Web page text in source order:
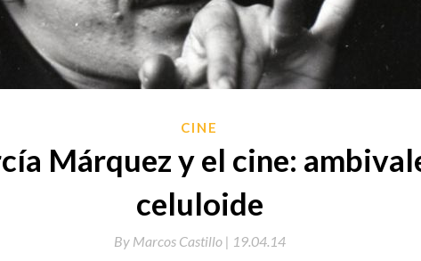
CINE
Márquez y el cine:
celuloide
By Marcos Castillo | 19.04.14